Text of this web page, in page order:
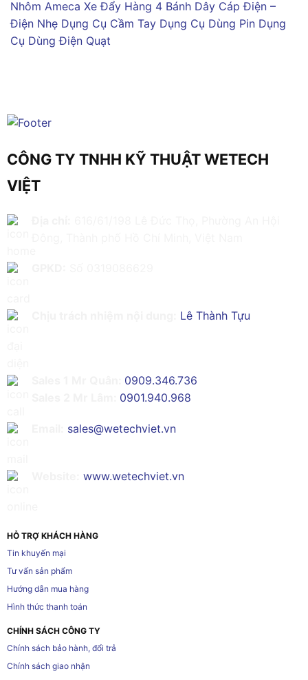
Nhôm Ameca Xe Đẩy Hàng 4 Bánh Dây Cáp Điện –
Điện Nhẹ Dụng Cụ Cầm Tay Dụng Cụ Dùng Pin Dụng
Cụ Dùng Điện Quạt
CÔNG TY TNHH KỸ THUẬT WETECH
VIỆT
Lê Thành Tựu
0909.346.736
0901.940.968
sales@wetechviet.vn
www.wetechviet.vn
HỖ TRỢ KHÁCH HÀNG
Tin khuyến mại
Tư vấn sản phẩm
Hướng dẫn mua hàng
Hình thức thanh toán
CHÍNH SÁCH CÔNG TY
Chính sách bảo hành, đổi trả
Chính sách giao nhận